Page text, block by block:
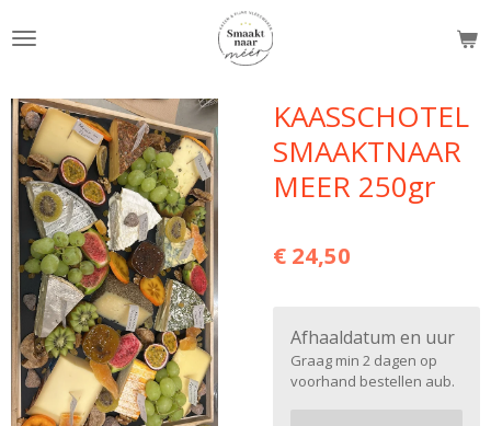
direct
de
hoofdinhoud
KAASSCHOTEL
SMAAKTNAAR
MEER 250gr
€ 24,50
Afhaaldatum en uur
Graag min 2 dagen op
voorhand bestellen aub.